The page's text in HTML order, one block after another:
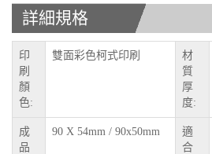
詳細規格
印
刷
顏
色:
雙面彩色柯式印刷
材
質
厚
度:
成
品
90 X 54mm / 90x50mm
適
合